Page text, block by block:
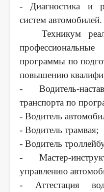
- Диагностика и
систем автомобилей.
Техникум
программы по
повышению
- Водитель-
транспорта по
- Водитель
- Водитель трамвая;
- Водитель
- Мастер-
управлению
- Аттестация